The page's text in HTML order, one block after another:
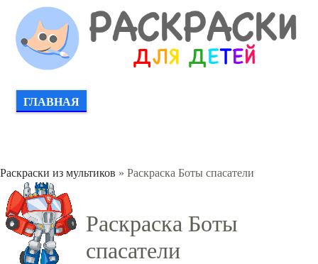
ГЛАВНАЯ
Раскраски из мультиков » Раскраска Боты спасатели
Раскраска Боты
спасатели